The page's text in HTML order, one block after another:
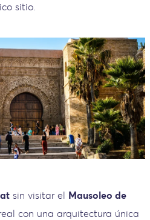
sitio.
sin visitar el Mausoleo de
con una arquitectura única